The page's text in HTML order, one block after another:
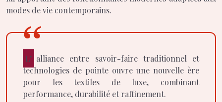
modes de vie contemporains.
L’alliance entre savoir-faire traditionnel et
technologies de pointe ouvre une nouvelle ère
pour les textiles de luxe, combinant
performance, durabilité et raffinement.